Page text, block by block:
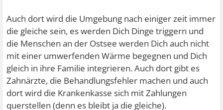
Auch dort wird die Umgebung nach einiger zeit immer
die gleiche sein, es werden Dich Dinge triggern und
die Menschen an der Ostsee werden Dich auch nicht
mit einer umwerfenden Wärme begegnen und Dich
gleich in ihre Familie integrieren. Auch dort gibt es
Zahnärzte, die Behandlungsfehler machen und auch
dort wird die Krankenkasse sich mit Zahlungen
querstellen (denn es bleibt ja die gleiche).